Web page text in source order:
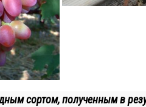
сортом, полученным в